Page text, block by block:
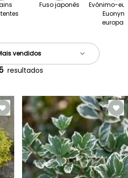
Fuso japonês
Evónimo-
resultados